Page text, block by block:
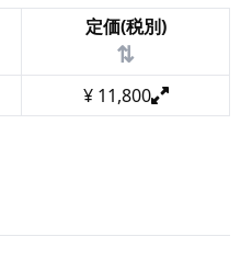
定価(税別)
⇅
¥ 11,800